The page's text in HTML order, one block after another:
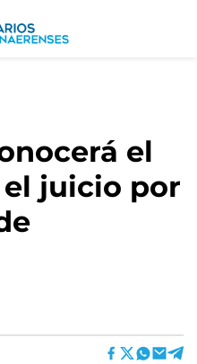
el
juicio por